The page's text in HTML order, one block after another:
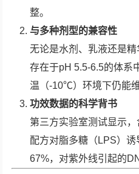
整。
与多种剂型的兼容性
无论是水剂、乳液还是
存在于pH 5.5-6.5的体
温（-10℃）环境下仍能
功效数据的科学背书
第三方实验室测试显示
配方对脂多糖（LPS）
67%，对紫外线引起的